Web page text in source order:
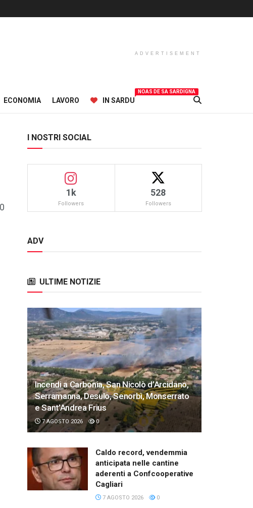
ADVERTISEMENT
ECONOMIA LAVORO IN SARDU
NOAS DE SA SARDIGNA
0
I NOSTRI SOCIAL
1k
Followers
528
Followers
ADV
ULTIME NOTIZIE
Incendi a Carbonia, San Nicolò d’Arcidano,
Serramanna, Desulo, Senorbì, Monserrato
e Sant’Andrea Frius
7 AGOSTO 2026 0
Caldo record, vendemmia
anticipata nelle cantine
aderenti a Confcooperative
Cagliari
7 AGOSTO 2026 0